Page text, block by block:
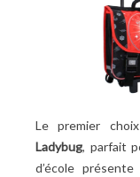
Le premier
Ladybug, parfait
d’école